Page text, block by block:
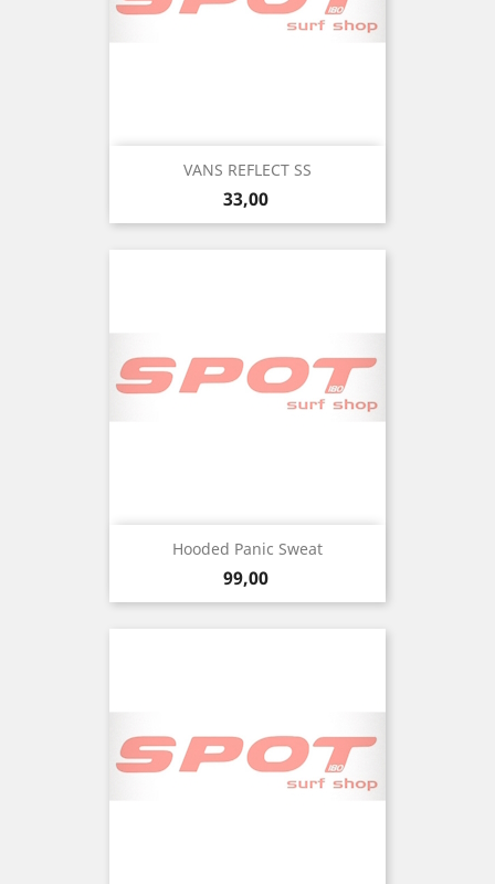
VANS REFLECT SS
Precio
33,00
Hooded Panic Sweat
Precio
99,00